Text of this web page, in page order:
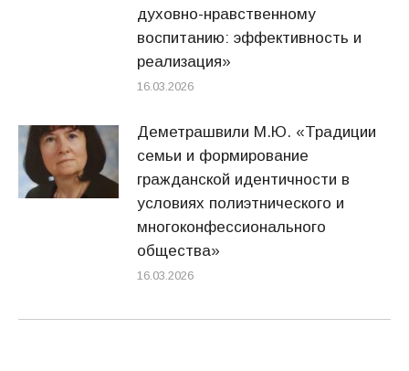
духовно-нравственному
воспитанию: эффективность и
реализация»
16.03.2026
Деметрашвили М.Ю. «Традиции
семьи и формирование
гражданской идентичности в
условиях полиэтнического и
многоконфессионального
общества»
16.03.2026